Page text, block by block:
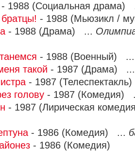
- 1988 (Социальная
- 1988 (Мьюзикл /
- 1988 (Драма) ...
- 1988 (Военный)
такой - 1987 (Драма)
- 1987
голову - 1987 (Комедия)
- 1987 (Лирическая
- 1986 (Комедия) ...
- 1986 (Комедия)